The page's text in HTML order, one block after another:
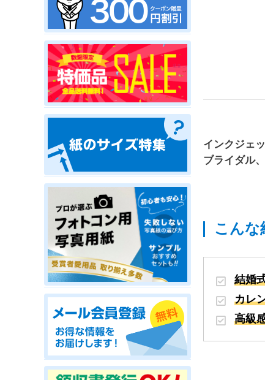
インクジェ
ブライダル
こんな
結婚
カレ
高級